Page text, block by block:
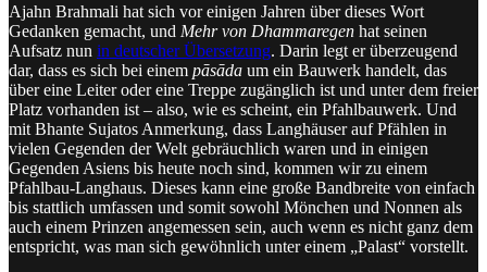
Ajahn Brahmali hat sich vor einigen Jahren über dieses Wort
Gedanken gemacht, und Mehr von Dhammaregen hat seinen
Aufsatz nun in deutscher Übersetzung. Darin legt er überzeugend
dar, dass es sich bei einem pāsāda um ein Bauwerk handelt, das
über eine Leiter oder eine Treppe zugänglich ist und unter dem freier
Platz vorhanden ist – also, wie es scheint, ein Pfahlbauwerk. Und
mit Bhante Sujatos Anmerkung, dass Langhäuser auf Pfählen in
vielen Gegenden der Welt gebräuchlich waren und in einigen
Gegenden Asiens bis heute noch sind, kommen wir zu einem
Pfahlbau-Langhaus. Dieses kann eine große Bandbreite von einfach
bis stattlich umfassen und somit sowohl Mönchen und Nonnen als
auch einem Prinzen angemessen sein, auch wenn es nicht ganz dem
entspricht, was man sich gewöhnlich unter einem „Palast“ vorstellt.